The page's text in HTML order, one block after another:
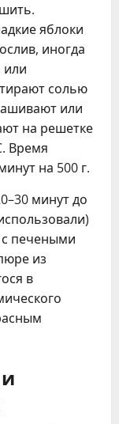
яблоки
иногда
или
солью
или
на решетке
Время
на 500 г.
минут до
печеными
из
в